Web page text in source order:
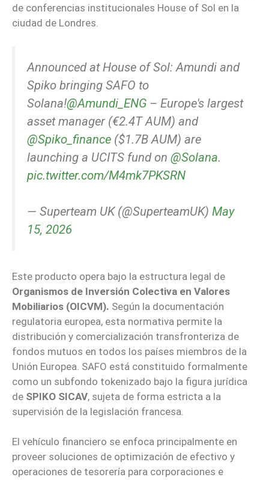
de conferencias institucionales House of Sol en la
ciudad de Londres.
Announced at House of Sol: Amundi and
Spiko bringing SAFO to
Solana!@Amundi_ENG – Europe's largest
asset manager (€2.4T AUM) and
@Spiko_finance ($1.7B AUM) are
launching a UCITS fund on @Solana.
pic.twitter.com/M4mk7PKSRN
— Superteam UK (@SuperteamUK) May
15, 2026
Este producto opera bajo la estructura legal de
Organismos de Inversión Colectiva en Valores
Mobiliarios (OICVM). Según la documentación
regulatoria europea, esta normativa permite la
distribución y comercialización transfronteriza de
fondos mutuos en todos los países miembros de la
Unión Europea. SAFO está constituido formalmente
como un subfondo tokenizado bajo la figura jurídica
de SPIKO SICAV, sujeta de forma estricta a la
supervisión de la legislación francesa.
El vehículo financiero se enfoca principalmente en
proveer soluciones de optimización de efectivo y
operaciones de tesorería para corporaciones e